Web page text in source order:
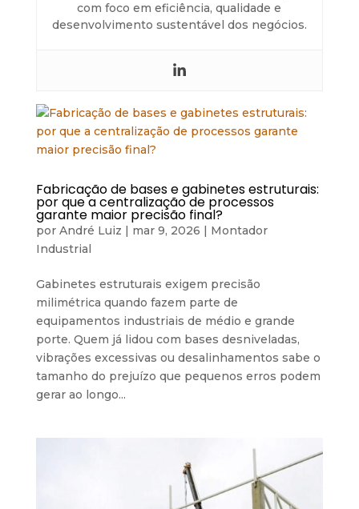
com foco em eficiência, qualidade e
desenvolvimento sustentável dos negócios.
Fabricação de bases e gabinetes estruturais:
por que a centralização de processos
garante maior precisão final?
por André Luiz | mar 9, 2026 | Montador
Industrial
Gabinetes estruturais exigem precisão
milimétrica quando fazem parte de
equipamentos industriais de médio e grande
porte. Quem já lidou com bases desniveladas,
vibrações excessivas ou desalinhamentos sabe o
tamanho do prejuízo que pequenos erros podem
gerar ao longo...